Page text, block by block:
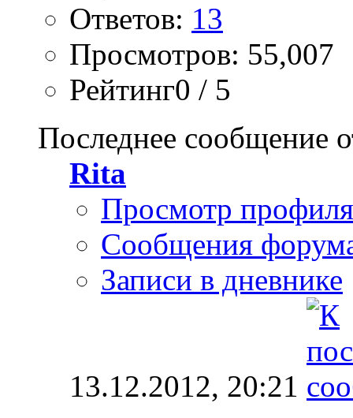
Ответов: 13
Просмотров: 55,007
Рейтинг0 / 5
Последнее сообщение
Rita
Просмотр профиля
Сообщения
Записи в дневнике
13.12.2012, 20:21